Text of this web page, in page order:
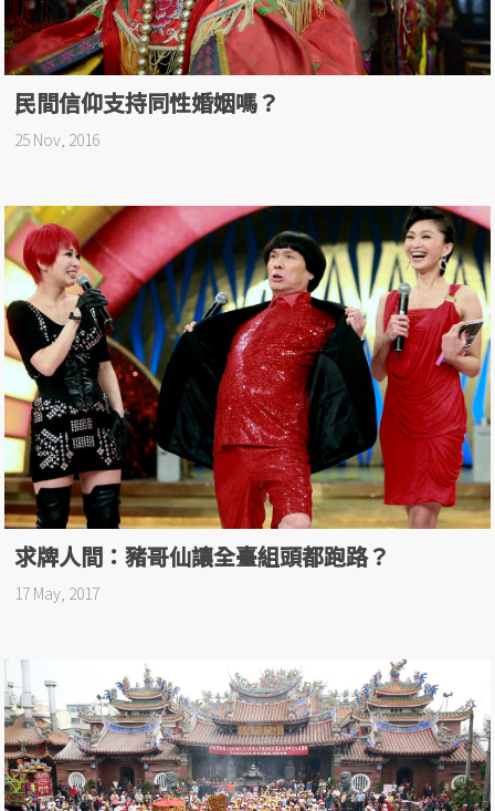
民間信仰支持同性婚姻嗎？
25 Nov, 2016
求牌人間：豬哥仙讓全臺組頭都跑路？
17 May, 2017